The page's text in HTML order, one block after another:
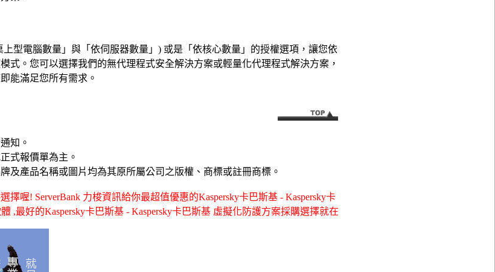
型電腦數量」與「依伺服器數量」) 或是「依核心數量」的授權選項，讓您依
式。您可以選擇我們的無代理程式安全解決方案或輕量化代理程式解決方案，
能滿足您所有需求。
知。
式報價單為主。
及產品名稱或圖片均為其原所屬公司之版權、商標或註冊商標。
喔! ServerBank 力梭資訊給你最超值優惠的Kaspersky卡巴斯基 - Kaspersky卡
,最好的Kaspersky卡巴斯基 - Kaspersky卡巴斯基 虛擬化防護方案採購選擇就在